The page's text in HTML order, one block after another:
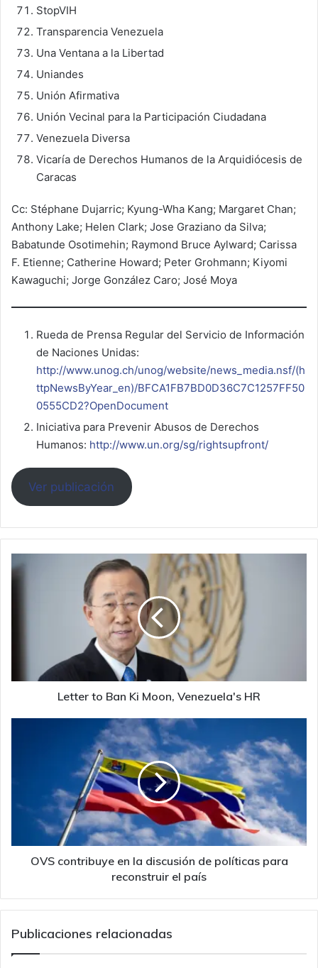
StopVIH
Transparencia Venezuela
Una Ventana a la Libertad
Uniandes
Unión Afirmativa
Unión Vecinal para la Participación Ciudadana
Venezuela Diversa
Vicaría de Derechos Humanos de la Arquidiócesis de
Caracas
Cc: Stéphane Dujarric; Kyung-Wha Kang; Margaret Chan;
Anthony Lake; Helen Clark; Jose Graziano da Silva;
Babatunde Osotimehin; Raymond Bruce Aylward; Carissa
F. Etienne; Catherine Howard; Peter Grohmann; Kiyomi
Kawaguchi; Jorge González Caro; José Moya
Rueda de Prensa Regular del Servicio de Información
de Naciones Unidas:
http://www.unog.ch/unog/website/news_media.nsf/(h
ttpNewsByYear_en)/BFCA1FB7BD0D36C7C1257FF50
0555CD2?OpenDocument
Iniciativa para Prevenir Abusos de Derechos
Humanos: http://www.un.org/sg/rightsupfront/
Ver publicación
to
Letter to Ban Ki Moon, Venezuela's HR
reconstruir
OVS contribuye en la discusión de políticas para
reconstruir el país
Publicaciones relacionadas